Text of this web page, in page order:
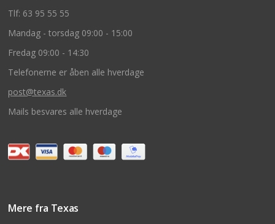
Tlf: 63 95 55 55
Mandag - torsdag 09:00 - 15:00
Fredag 09:00 - 14:30
Telefonerne er åben alle hverdage
post@texas.dk
Mails besvares alle hverdage
Mere fra Texas